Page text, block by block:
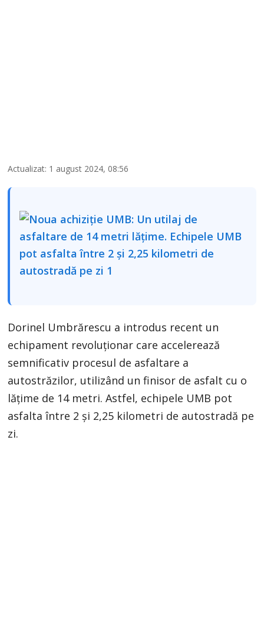
Actualizat: 1 august 2024, 08:56
Dorinel Umbrărescu a introdus recent un
echipament revoluționar care accelerează
semnificativ procesul de asfaltare a
autostrăzilor, utilizând un finisor de asfalt cu o
lățime de 14 metri. Astfel, echipele UMB pot
asfalta între 2 și 2,25 kilometri de autostradă pe
zi.